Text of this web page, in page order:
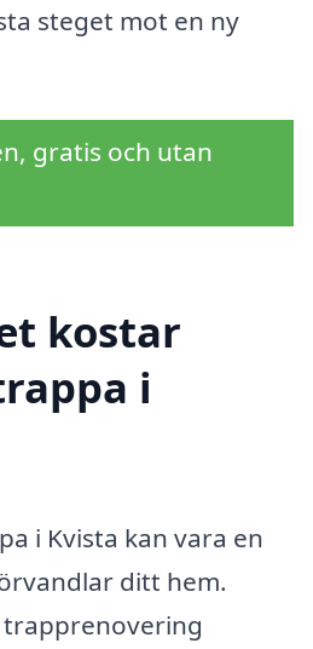
steget mot en ny
gratis och utan
kostar
i
i Kvista kan vara en
ditt hem.